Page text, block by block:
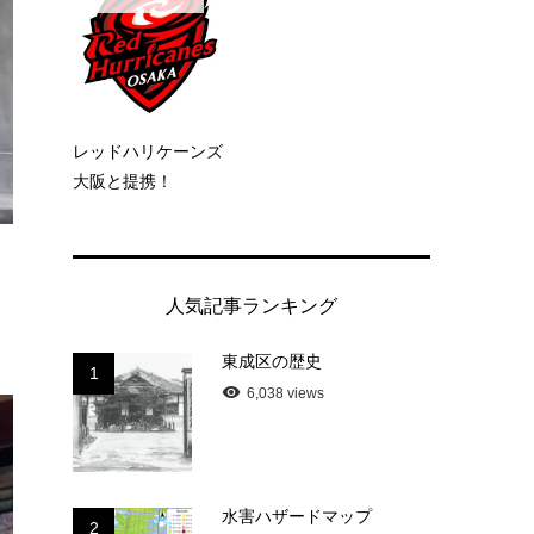
レッドハリケーンズ
大阪と提携！
人気記事ランキング
1
東成区の歴史
6,038 views
2
水害ハザードマップ